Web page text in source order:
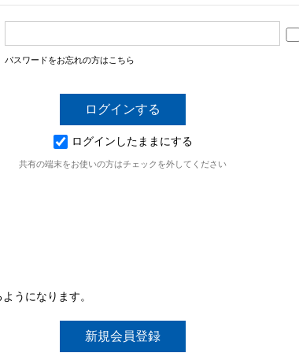
パスワードをお忘れの方はこちら
ログインしたままにする
共有の端末をお使いの方はチェックを外してください
うになります。